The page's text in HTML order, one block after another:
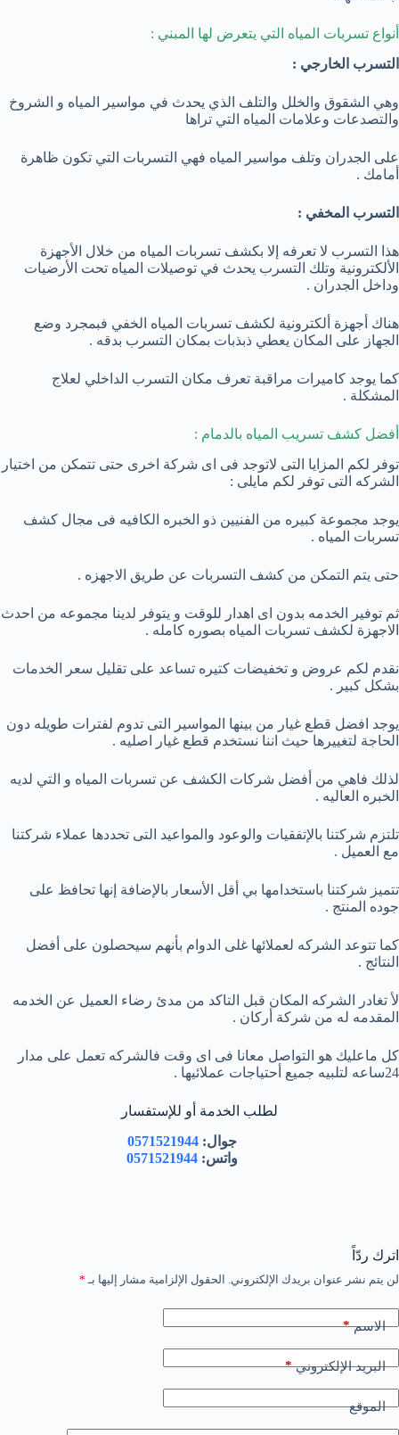
أنواع تسربات المياه التي يتعرض لها المبني :
التسرب الخارجي :
وهي الشقوق والخلل والتلف الذي يحدث في مواسير المياه و الشروخ
والتصدعات وعلامات المياه التي تراها
على الجدران وتلف مواسير المياه فهي التسربات التي تكون ظاهرة
أمامك .
التسرب المخفي :
هذا التسرب لا تعرفه إلا بكشف تسربات المياه من خلال الأجهزة
الألكترونية وتلك التسرب يحدث في توصيلات المياه تحت الأرضيات
وداخل الجدران .
هناك أجهزة ألكترونية لكشف تسربات المياه الخفي فبمجرد وضع
الجهاز على المكان يعطي ذبذبات بمكان التسرب بدقه .
كما يوجد كاميرات مراقبة تعرف مكان التسرب الداخلي لعلاج
المشكلة .
أفضل كشف تسريب المياه بالدمام :
توفر لكم المزايا التى لاتوجد فى اى شركة اخرى حتى تتمكن من اختيار
الشركه التى توفر لكم مايلى :
يوجد مجموعة كبيره من الفنيين ذو الخبره الكافيه فى مجال كشف
تسربات المياه .
حتى يتم التمكن من كشف التسربات عن طريق الاجهزه .
ثم توفير الخدمه بدون اى اهدار للوقت و يتوفر لدينا مجموعه من احدث
الاجهزة لكشف تسربات المياه بصوره كامله .
نقدم لكم عروض و تخفيضات كتيره تساعد على تقليل سعر الخدمات
بشكل كبير .
يوجد افضل قطع غيار من بينها المواسير التى تدوم لفترات طويله دون
الحاجة لتغييرها حيث اننا نستخدم قطع غيار اصليه .
لذلك فاهي من أفضل شركات الكشف عن تسربات المياه و التي لديه
الخبره العاليه .
تلتزم شركتنا بالإتفقيات والوعود والمواعيد التى تحددها عملاء شركتنا
مع العميل .
تتميز شركتنا باستخدامها بي أقل الأسعار بالإضافة إنها تحافظ على
جوده المنتج .
كما تتوعد الشركه لعملائها غلى الدوام بأنهم سيحصلون على أفضل
النتائج .
لأ تغادر الشركه المكان قبل التاكد من مدئ رضاء العميل عن الخدمه
المقدمه له من شركة أركان .
كل ماعليك هو التواصل معانا فى اى وقت فالشركه تعمل على مدار
24ساعه لتلبيه جميع أحتياجات عملائيها .
لطلب الخدمة أو للإستفسار
جوال:0571521944
واتس:0571521944
اترك ردّاً
لن يتم نشر عنوان بريدك الإلكتروني. الحقول الإلزامية مشار إليها بـ *
الاسم*
البريد الإلكتروني*
الموقع